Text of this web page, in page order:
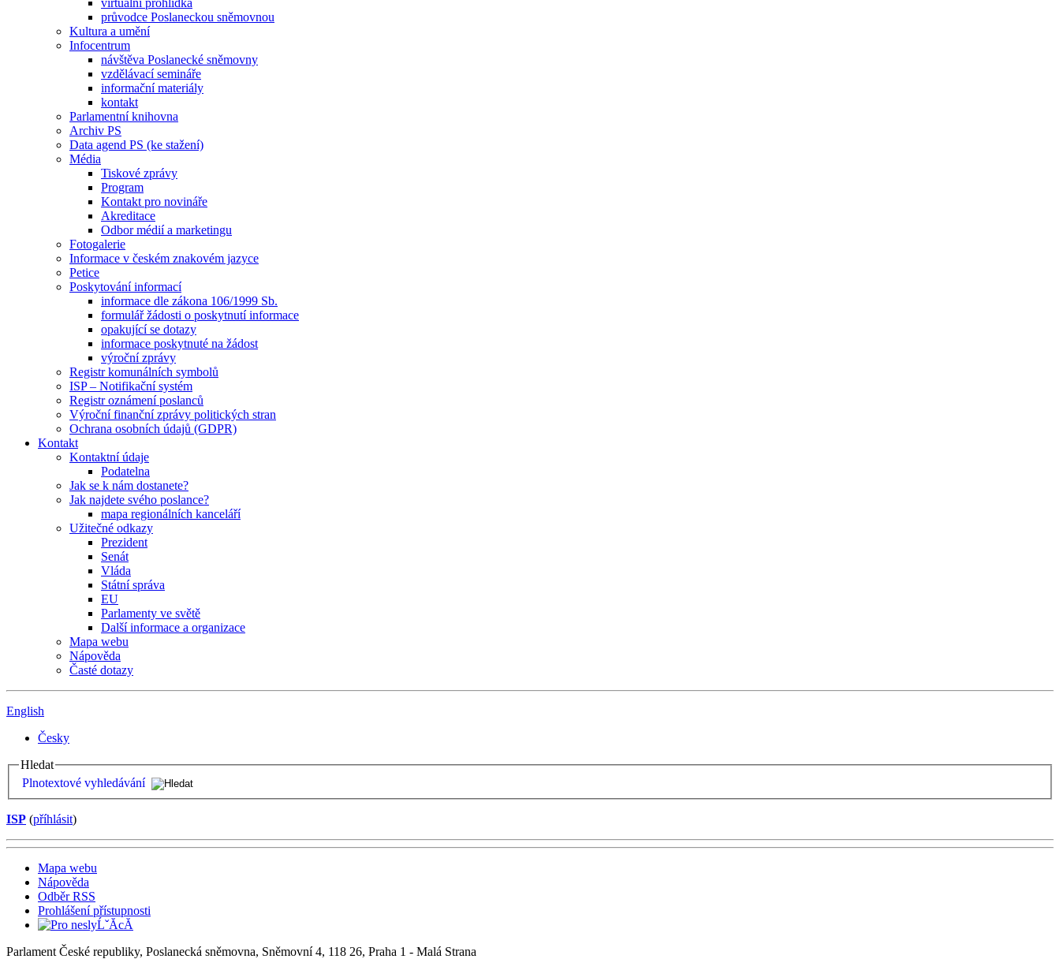
průvodce Poslaneckou sněmovnou
Kultura a umění
Infocentrum
návštěva Poslanecké sněmovny
vzdělávací semináře
informační materiály
kontakt
Parlamentní knihovna
Archiv PS
Data agend PS (ke stažení)
Média
Tiskové zprávy
Program
Kontakt pro novináře
Akreditace
Odbor médií a marketingu
Fotogalerie
Informace v českém znakovém jazyce
Petice
Poskytování informací
informace dle zákona 106/1999 Sb.
formulář žádosti o poskytnutí informace
opakující se dotazy
informace poskytnuté na žádost
výroční zprávy
Registr komunálních symbolů
ISP – Notifikační systém
Registr oznámení poslanců
Výroční finanční zprávy politických stran
Ochrana osobních údajů (GDPR)
Kontakt
Kontaktní údaje
Podatelna
Jak se k nám dostanete?
Jak najdete svého poslance?
mapa regionálních kanceláří
Užitečné odkazy
Prezident
Senát
Vláda
Státní správa
EU
Parlamenty ve světě
Další informace a organizace
Mapa webu
Nápověda
Časté dotazy
English
Česky
Hledat
Plnotextové vyhledávání
ISP (příhlásit)
Mapa webu
Nápověda
Odběr RSS
Prohlášení přístupnosti
Parlament České republiky, Poslanecká sněmovna, Sněmovní 4, 118 26, Praha 1 - Malá Strana